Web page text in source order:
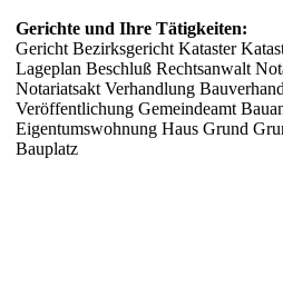
Gerichte und Ihre Tätigkeiten:
Gericht Bezirksgericht Kataster
Lageplan Beschluß Rechtsanwalt
Notariatsakt Verhandlung
Veröffentlichung Gemeindeamt
Eigentumswohnung Haus Grund
Bauplatz